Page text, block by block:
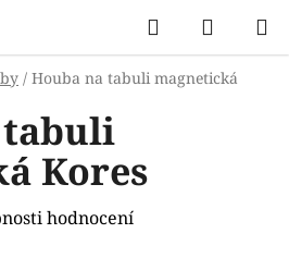
Hledat
KOŠÍK
/ Houba na tabuli magnetická
tabuli
Kores
hodnocení